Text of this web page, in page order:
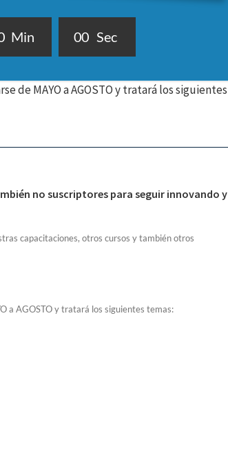
Min 00 Sec
de MAYO a AGOSTO y tratará los siguientes
no suscriptores para seguir innovando y
capacitaciones, otros cursos y también otros
a AGOSTO y tratará los siguientes temas: